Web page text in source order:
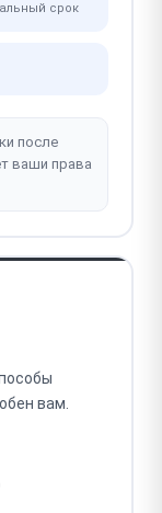
срок
после
ваши права
вам.